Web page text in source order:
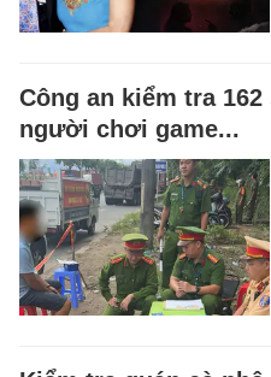
Công an kiểm tra
người chơi game...